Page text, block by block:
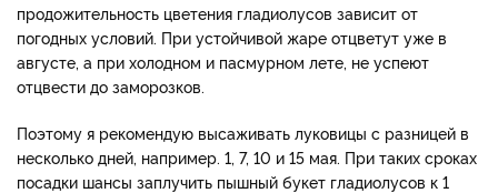
продожительность цветения гладиолусов зависит от
погодных условий. При устойчивой жаре отцветут уже в
августе, а при холодном и пасмурном лете, не успеют
отцвести до заморозков.
Поэтому я рекомендую высаживать луковицы с разницей в
несколько дней, например. 1, 7, 10 и 15 мая. При таких сроках
посадки шансы заплучить пышный букет гладиолусов к 1